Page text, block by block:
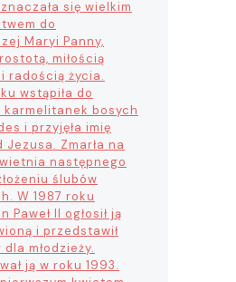
się wielkim
do
Maryi Panny,
miłością
radością życia.
wstąpiła do
bosych
i przyjęła imię
Jezusa. Zmarła na
następnego
ślubów
W 1987 roku
Paweł II ogłosił ją
i przedstawił
młodzieży.
ją w roku 1993.